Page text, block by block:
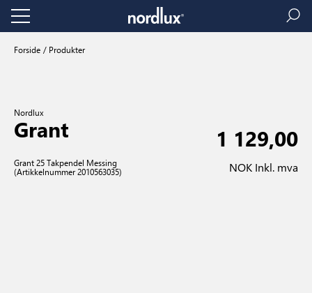
Forside Produkter
Nordlux
Grant
Grant 25 Takpendel Messing
(Artikkelnummer 2010563035)
1 129,00
NOK Inkl. mva